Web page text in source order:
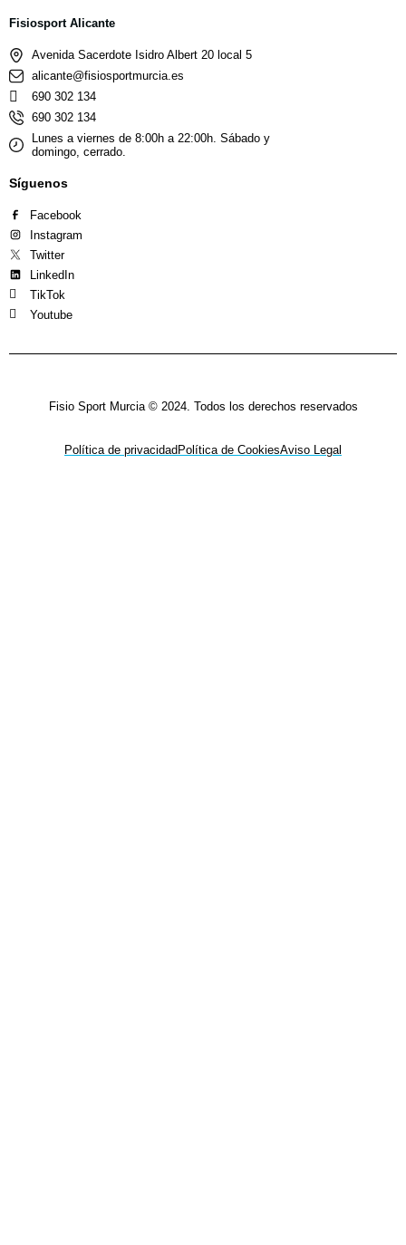
Fisiosport Alicante
Avenida Sacerdote Isidro Albert 20 local 5
alicante@fisiosportmurcia.es
690 302 134
690 302 134
Lunes a viernes de 8:00h a 22:00h. Sábado y
domingo, cerrado.
Síguenos
Facebook
Instagram
Twitter
LinkedIn
TikTok
Youtube
Fisio Sport Murcia © 2024. Todos los derechos reservados
Política de privacidad Política de CookiesAviso Legal